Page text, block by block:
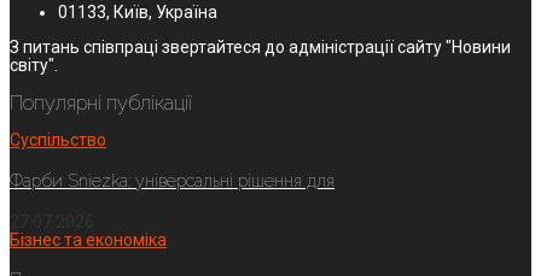
01133, Київ, Україна
З питань співпраці звертайтеся до адміністрації сайту "Новини
світу".
Популярні публікації
Суспільство
Фарби Sniezka: універсальні рішення для
Бізнес та економіка